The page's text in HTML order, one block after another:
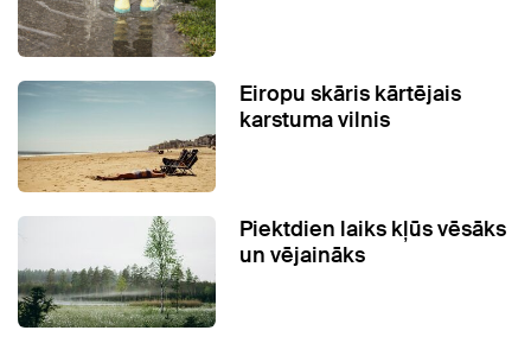
Eiropu skāris kārtējais
karstuma vilnis
Piektdien laiks kļūs vēsāks
un vējaināks